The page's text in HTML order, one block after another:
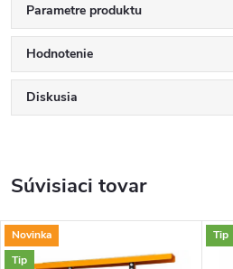
Parametre produktu
Hodnotenie
Diskusia
Súvisiaci tovar
Novinka
Tip
Tip